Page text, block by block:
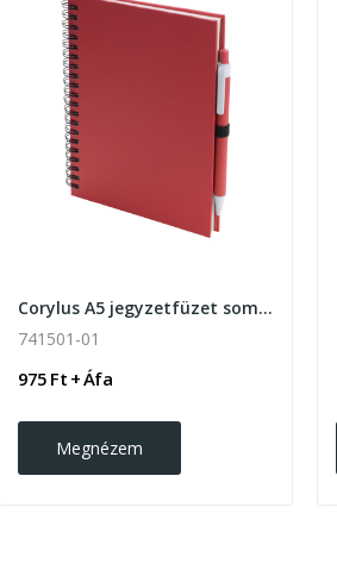
Corylus A5 jegyzetfüzet soma lapokkal
741501-01
975 Ft + Áfa
Megnézem